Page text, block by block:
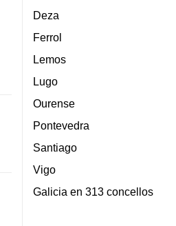
Deza
Ferrol
Lemos
Lugo
Ourense
Pontevedra
Santiago
Vigo
Galicia en 313 concellos